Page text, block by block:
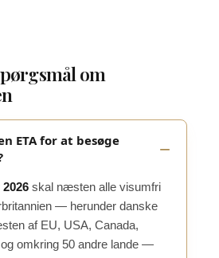
om
ETA for at besøge
skal næsten alle visumfri
— herunder danske
af EU, USA, Canada,
omkring 50 andre lande —